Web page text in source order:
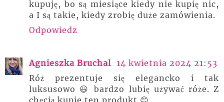
kupuję, bo są miesiące kiedy nie kupię nic,
a I są takie, kiedy zrobię duże zamówienia.
Odpowiedz
Agnieszka Bruchal 14 kwietnia 2024 21:53
Róż prezentuje się elegancko i tak
luksusowo 😃 bardzo lubię używać róże. Z